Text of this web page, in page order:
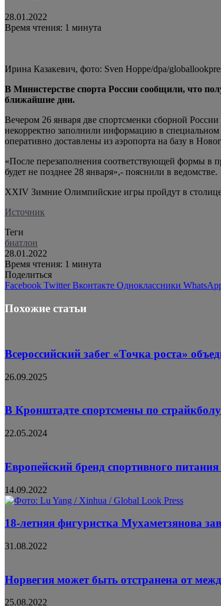
28.01.2022
Время чтения: 1 минута
Ирина Казакевич, фото: Sven Hoppe/dpa/
В Министерстве спорта России сообщили, что
ближайшие дни.
Вечером 26 января две спортсменки сборной России
некорректно заполнили информацию в
оперативно доставлены из аэропорта на базу в
«После перезаполнения соответствующей формы в
будет не позднее 28 января»,- пояснили в ведомстве.
XXIV Зимние Олимпийские игры пройдут в
Источник
Теги
биатлон
28.01.2022
Время чтения: 1 минута
Поделиться
Facebook Twitter Вконтакте Одноклассники
Похожие статьи
Всероссийский забег «Точка роста»
26.09.2025
В Кронштадте спортсмены по
22.05.2024
Европейский бренд спортивного
14.09.2022
18-летняя фигуристка Мухаметзянова
31.08.2022
Норвегия может быть отстранена от
25.08.2022